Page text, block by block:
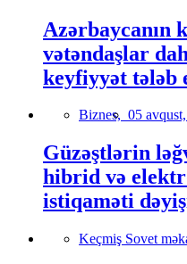
Azərbaycanın
vətəndaşlar
keyfiyyət tələb
Biznes, 05
Güzəştlərin
hibrid və
istiqaməti
Keçmiş Sovet